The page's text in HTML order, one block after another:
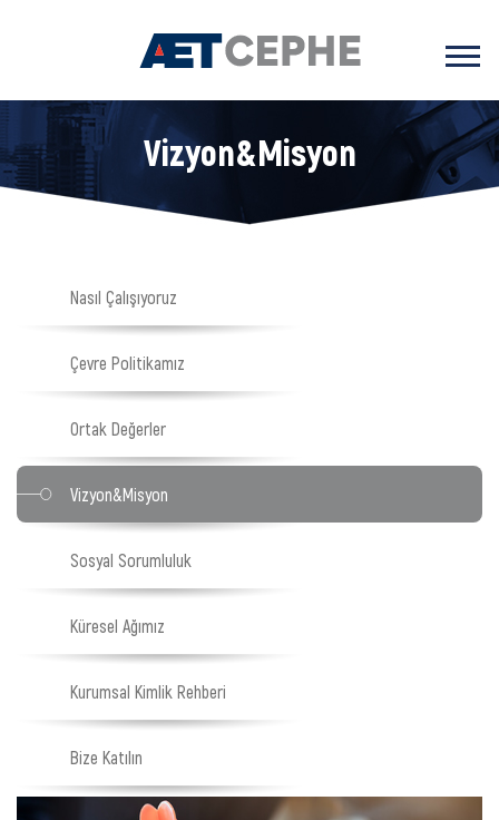
Vizyon&Misyon
Nasıl Çalışıyoruz
Çevre Politikamız
Ortak Değerler
Vizyon&Misyon
Sosyal Sorumluluk
Küresel Ağımız
Kurumsal Kimlik Rehberi
Bize Katılın